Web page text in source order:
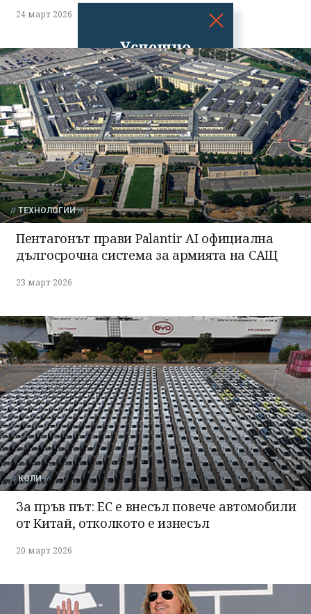
Успешно
излязохте от
профила си!
24 март 2026
ТЕХНОЛОГИИ
Пентагонът прави Palantir AI официална
дългосрочна система за армията на САЩ
23 март 2026
КОЛИ
За пръв път: ЕС е внесъл повече автомобили
от Китай, отколкото е изнесъл
20 март 2026